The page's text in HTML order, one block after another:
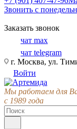
Звонить с
Заказать звонок
чат max
чат telegram
г. Москва, ул.
Войти
Мы работаем для
с 1989 года